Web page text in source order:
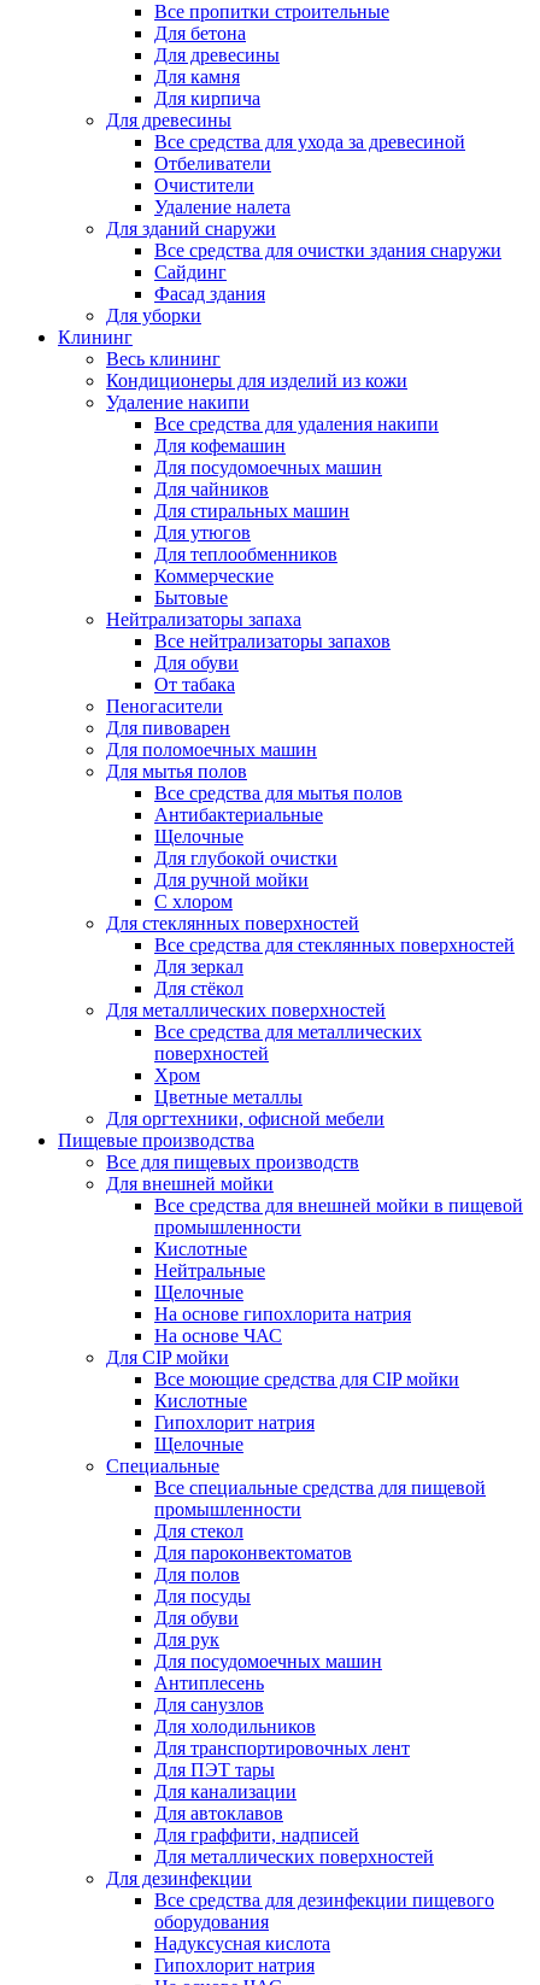
Все пропитки строительные
Для бетона
Для древесины
Для камня
Для кирпича
Для древесины
Все средства для ухода за древесиной
Отбеливатели
Очистители
Удаление налета
Для зданий снаружи
Все средства для очистки здания снаружи
Сайдинг
Фасад здания
Для уборки
Клининг
Весь клининг
Кондиционеры для изделий из кожи
Удаление накипи
Все средства для удаления накипи
Для кофемашин
Для посудомоечных машин
Для чайников
Для стиральных машин
Для утюгов
Для теплообменников
Коммерческие
Бытовые
Нейтрализаторы запаха
Все нейтрализаторы запахов
Для обуви
От табака
Пеногасители
Для пивоварен
Для поломоечных машин
Для мытья полов
Все средства для мытья полов
Антибактериальные
Щелочные
Для глубокой очистки
Для ручной мойки
С хлором
Для стеклянных поверхностей
Все средства для стеклянных поверхностей
Для зеркал
Для стёкол
Для металлических поверхностей
Все средства для металлических
поверхностей
Хром
Цветные металлы
Для оргтехники, офисной мебели
Пищевые производства
Все для пищевых производств
Для внешней мойки
Все средства для внешней мойки в пищевой
промышленности
Кислотные
Нейтральные
Щелочные
На основе гипохлорита натрия
На основе ЧАС
Для CIP мойки
Все моющие средства для CIP мойки
Кислотные
Гипохлорит натрия
Щелочные
Специальные
Все специальные средства для пищевой
промышленности
Для стекол
Для пароконвектоматов
Для полов
Для посуды
Для обуви
Для рук
Для посудомоечных машин
Антиплесень
Для санузлов
Для холодильников
Для транспортировочных лент
Для ПЭТ тары
Для канализации
Для автоклавов
Для граффити, надписей
Для металлических поверхностей
Для дезинфекции
Все средства для дезинфекции пищевого
оборудования
Надуксусная кислота
Гипохлорит натрия